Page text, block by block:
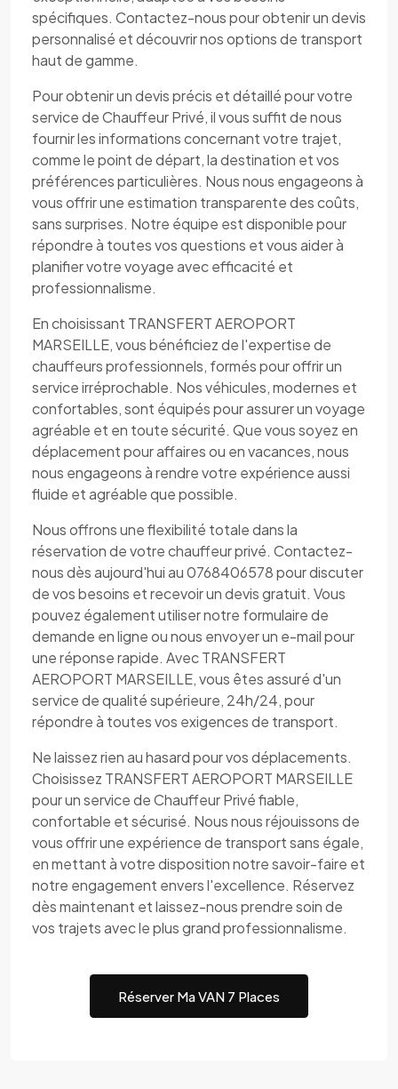
spécifiques. Contactez-nous pour obtenir un devis
personnalisé et découvrir nos options de transport
haut de gamme.
Pour obtenir un devis précis et détaillé pour votre
service de Chauffeur Privé, il vous suffit de nous
fournir les informations concernant votre trajet,
comme le point de départ, la destination et vos
préférences particulières. Nous nous engageons à
vous offrir une estimation transparente des coûts,
sans surprises. Notre équipe est disponible pour
répondre à toutes vos questions et vous aider à
planifier votre voyage avec efficacité et
professionnalisme.
En choisissant TRANSFERT AEROPORT
MARSEILLE, vous bénéficiez de l'expertise de
chauffeurs professionnels, formés pour offrir un
service irréprochable. Nos véhicules, modernes et
confortables, sont équipés pour assurer un voyage
agréable et en toute sécurité. Que vous soyez en
déplacement pour affaires ou en vacances, nous
nous engageons à rendre votre expérience aussi
fluide et agréable que possible.
Nous offrons une flexibilité totale dans la
réservation de votre chauffeur privé. Contactez-
nous dès aujourd'hui au 0768406578 pour discuter
de vos besoins et recevoir un devis gratuit. Vous
pouvez également utiliser notre formulaire de
demande en ligne ou nous envoyer un e-mail pour
une réponse rapide. Avec TRANSFERT
AEROPORT MARSEILLE, vous êtes assuré d'un
service de qualité supérieure, 24h/24, pour
répondre à toutes vos exigences de transport.
Ne laissez rien au hasard pour vos déplacements.
Choisissez TRANSFERT AEROPORT MARSEILLE
pour un service de Chauffeur Privé fiable,
confortable et sécurisé. Nous nous réjouissons de
vous offrir une expérience de transport sans égale,
en mettant à votre disposition notre savoir-faire et
notre engagement envers l'excellence. Réservez
dès maintenant et laissez-nous prendre soin de
vos trajets avec le plus grand professionnalisme.
Réserver Ma VAN 7 Places